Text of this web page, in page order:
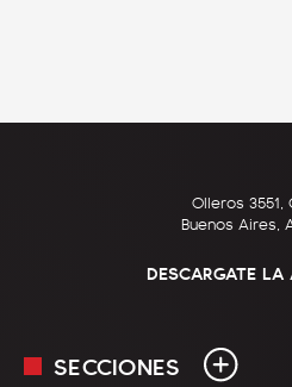
Olleros 3551,
Buenos Aires,
DESCARGATE
SECCIONES